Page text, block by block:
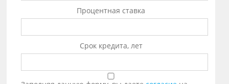
Процентная ставка
Срок кредита, лет